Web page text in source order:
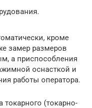
кроме
замер размеров
а приспособления
оснасткой и
работы оператора.
(токарно-